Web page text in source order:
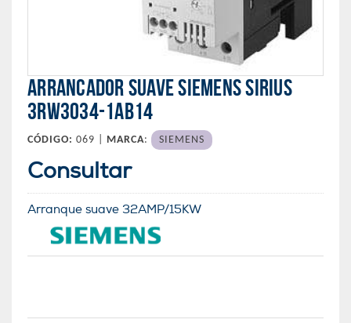
ARRANCADOR SUAVE SIEMENS SIRIUS
3RW3034-1AB14
CÓDIGO: 069 | MARCA: SIEMENS
Consultar
Arranque suave 32AMP/15KW